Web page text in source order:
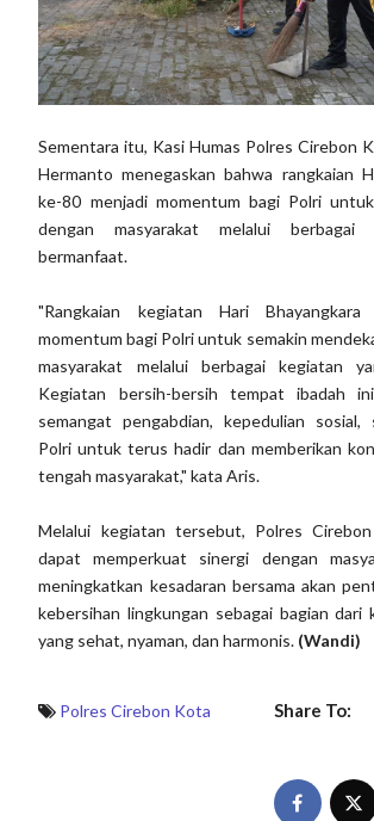
Sementara itu, Kasi Humas Polres Cirebon
Hermanto menegaskan bahwa rangkaian
ke-80 menjadi momentum bagi Polri
dengan masyarakat melalui berbagai
bermanfaat.
"Rangkaian kegiatan Hari
momentum bagi Polri untuk semakin
masyarakat melalui berbagai kegiatan
Kegiatan bersih-bersih tempat ibadah
semangat pengabdian, kepedulian sosial,
Polri untuk terus hadir dan memberikan
tengah masyarakat," kata Aris.
Melalui kegiatan tersebut, Polres
dapat memperkuat sinergi dengan
meningkatkan kesadaran bersama akan
kebersihan lingkungan sebagai bagian dari
yang sehat, nyaman, dan harmonis. (Wandi)
Polres Cirebon Kota Share To: